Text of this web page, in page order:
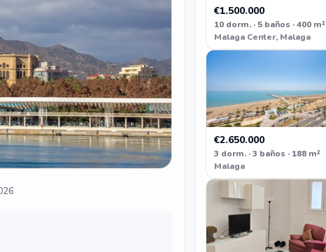
€1.500.000
10 dorm. · 5 baños · 400 m²
Malaga Center, Malaga
€2.650.000
3 dorm. · 3 baños · 188 m²
Malaga